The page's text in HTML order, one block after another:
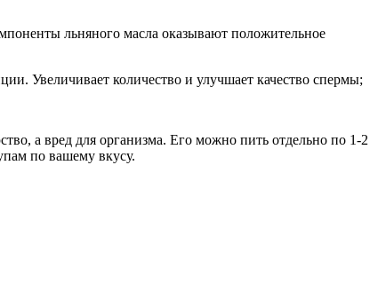
льняного масла оказывают положительное
Увеличивает количество и улучшает качество спермы;
а вред для организма. Его можно пить отдельно по 1-2
по вашему вкусу.